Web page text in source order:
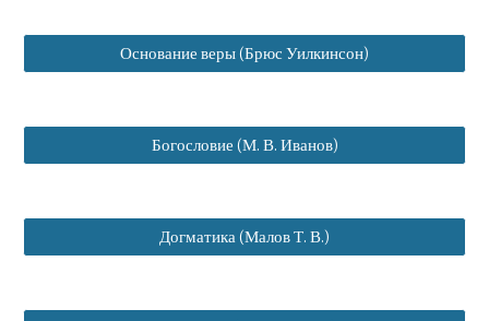
Основание веры (Брюс Уилкинсон)
Богословие (М. В. Иванов)
Догматика (Малов Т. В.)